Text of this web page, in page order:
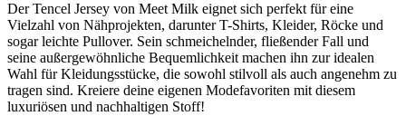
Der Tencel Jersey von Meet Milk eignet sich perfekt für eine
Vielzahl von Nähprojekten, darunter T-Shirts, Kleider, Röcke und
sogar leichte Pullover. Sein schmeichelnder, fließender Fall und
seine außergewöhnliche Bequemlichkeit machen ihn zur idealen
Wahl für Kleidungsstücke, die sowohl stilvoll als auch angenehm zu
tragen sind. Kreiere deine eigenen Modefavoriten mit diesem
luxuriösen und nachhaltigen Stoff!